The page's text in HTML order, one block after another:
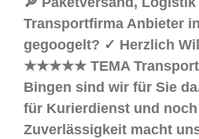
Transportfirma Anbieter
gegoogelt? ✓ Herzlich
★★★★★ TEMA
Bingen sind wir für Sie
für Kurierdienst und
Zuverlässigkeit macht